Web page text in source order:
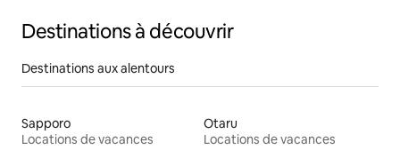
Destinations à découvrir
Destinations aux alentours
Sapporo
Locations de vacances
Otaru
Locations de vacances